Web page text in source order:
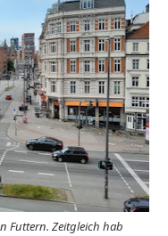
Futtern. Zeitgleich hab